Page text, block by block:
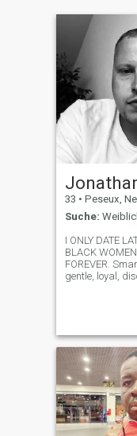
33 • Peseux,
Suche:
I ONLY DATE
BLACK
FOREVER. Smart, funny,
gentle, loyal,
person I am not
dominate